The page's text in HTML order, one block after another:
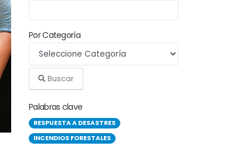
Por Categoría
Buscar
Palabras clave
RESPUESTA A DESASTRES
INCENDIOS FORESTALES